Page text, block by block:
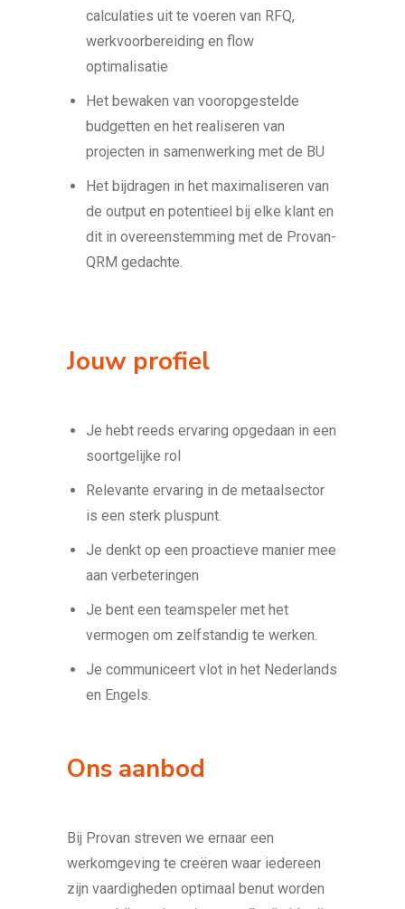
calculaties uit te voeren van RFQ,
werkvoorbereiding en flow
optimalisatie
Het bewaken van vooropgestelde
budgetten en het realiseren van
projecten in samenwerking met de BU
Het bijdragen in het maximaliseren van
de output en potentieel bij elke klant en
dit in overeenstemming met de Provan-
QRM gedachte.
Jouw profiel
Je hebt reeds ervaring opgedaan in een
soortgelijke rol
Relevante ervaring in de metaalsector
is een sterk pluspunt.
Je denkt op een proactieve manier mee
aan verbeteringen
Je bent een teamspeler met het
vermogen om zelfstandig te werken.
Je communiceert vlot in het Nederlands
en Engels.
Ons aanbod
Bij Provan streven we ernaar een
werkomgeving te creëren waar iedereen
zijn vaardigheden optimaal benut worden